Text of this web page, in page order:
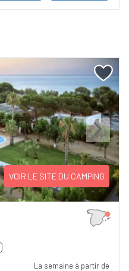
Next
VOIR LE SITE DU CAMPING
La semaine à partir de